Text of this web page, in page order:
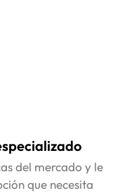
del mercado y le
que necesita